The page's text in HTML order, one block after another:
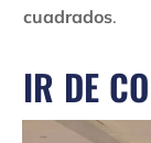
cuadrados.
IR DE